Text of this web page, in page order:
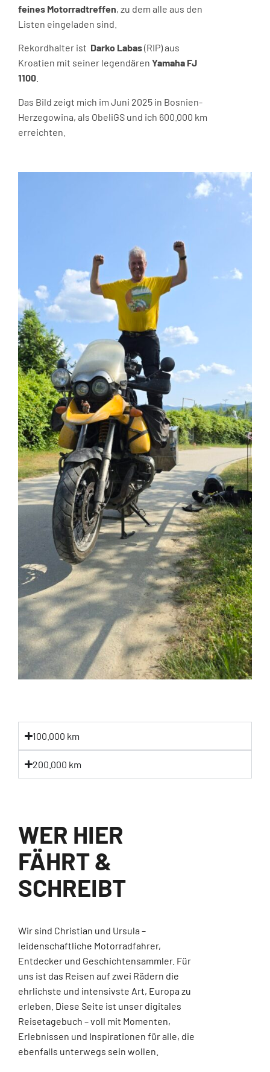
feines Motorradtreffen, zu dem alle aus den
Listen eingeladen sind.
Rekordhalter ist Darko Labas(RIP) aus
Kroatien mit seiner legendären Yamaha FJ
1100
Das Bild zeigt mich im Juni 2025 in Bosnien-
Herzegowina, als ObeliGS und ich 600.000 km
erreichten.
100.000 km
200.000 km
WER HIER
FÄHRT &
SCHREIBT
Wir sind Christian und Ursula –
leidenschaftliche Motorradfahrer,
Entdecker und Geschichtensammler. Für
uns ist das Reisen auf zwei Rädern die
ehrlichste und intensivste Art, Europa zu
erleben. Diese Seite ist unser digitales
Reisetagebuch – voll mit Momenten,
Erlebnissen und Inspirationen für alle, die
ebenfalls unterwegs sein wollen.